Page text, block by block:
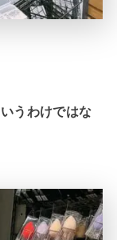
うわけではな